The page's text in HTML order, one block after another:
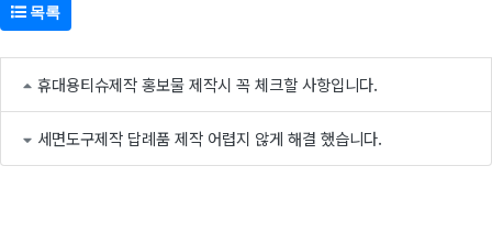
목록
휴대용티슈제작 홍보물 제작시 꼭 체크할 사항입니다.
세면도구제작 답례품 제작 어렵지 않게 해결 했습니다.